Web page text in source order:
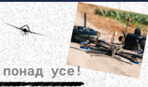
усе!